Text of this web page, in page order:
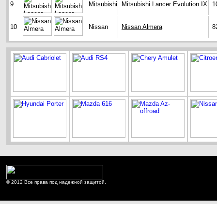
9 Mitsubishi Mitsubishi Lancer Evolution IX
10 Nissan Nissan Almera
© 2012 Все права под надежной защитой.